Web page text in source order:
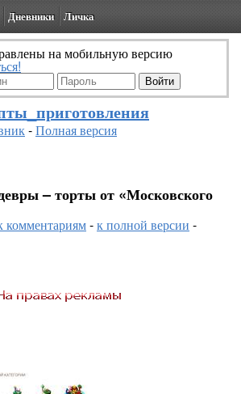
Дневники Личка
на мобильную версию
-Полная версия
– торты от «Московского
комментариям-к полной версии -